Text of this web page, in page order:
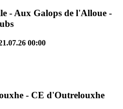
- Aux Galops de l'Alloue -
00:00
- CE d'Outrelouxhe